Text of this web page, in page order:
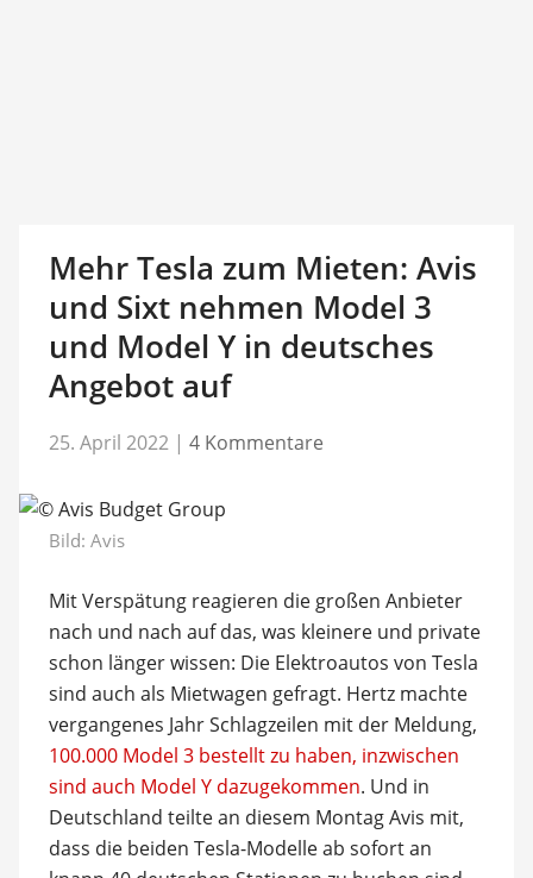
Mehr Tesla zum Mieten: Avis
und Sixt nehmen Model 3
und Model Y in deutsches
Angebot auf
25. April 2022 | 4 Kommentare
Bild: Avis
Mit Verspätung reagieren die großen Anbieter
nach und nach auf das, was kleinere und private
schon länger wissen: Die Elektroautos von Tesla
sind auch als Mietwagen gefragt. Hertz machte
vergangenes Jahr Schlagzeilen mit der Meldung,
100.000 Model 3 bestellt zu haben, inzwischen
sind auch Model Y dazugekommen. Und in
Deutschland teilte an diesem Montag Avis mit,
dass die beiden Tesla-Modelle ab sofort an